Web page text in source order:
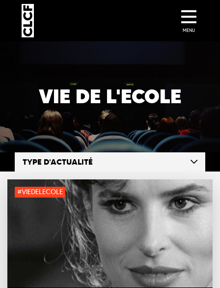
VIE DE L'ECOLE
TYPE D'ACTUALITÉ
#VIEDELECOLE
MENU